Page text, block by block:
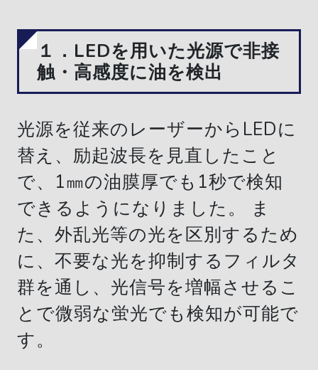
１．LEDを用いた光源で非接
触・高感度に油を検出
光源を従来のレーザーからLEDに
替え、励起波長を見直したこと
で、1㎜の油膜厚でも1秒で検知
できるようになりました。 ま
た、外乱光等の光を区別するため
に、不要な光を抑制するフィルタ
群を通し、光信号を増幅させるこ
とで微弱な蛍光でも検知が可能で
す。